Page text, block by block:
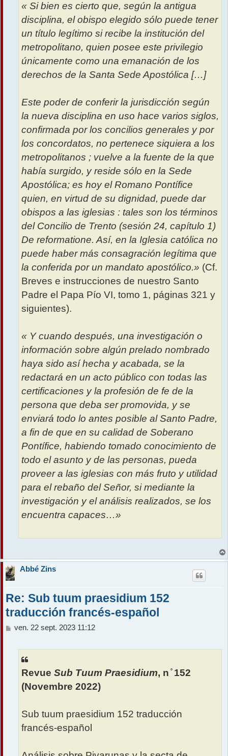
« Si bien es cierto que, según la antigua
disciplina, el obispo elegido sólo puede tener
un título legítimo si recibe la institución del
metropolitano, quien posee este privilegio
únicamente como una emanación de los
derechos de la Santa Sede Apostólica […]
Este poder de conferir la jurisdicción según
la nueva disciplina en uso hace varios siglos,
confirmada por los concilios generales y por
los concordatos, no pertenece siquiera a los
metropolitanos ; vuelve a la fuente de la que
había surgido, y reside sólo en la Sede
Apostólica; es hoy el Romano Pontífice
quien, en virtud de su dignidad, puede dar
obispos a las iglesias : tales son los términos
del Concilio de Trento (sesión 24, capítulo 1)
De reformatione. Así, en la Iglesia católica no
puede haber más consagración legítima que
la conferida por un mandato apostólico.» (Cf.
Breves e instrucciones de nuestro Santo
Padre el Papa Pío VI, tomo 1, páginas 321 y
siguientes).
« Y cuando después, una investigación o
información sobre algún prelado nombrado
haya sido así hecha y acabada, se la
redactará en un acto público con todas las
certificaciones y la profesión de fe de la
persona que deba ser promovida, y se
enviará todo lo antes posible al Santo Padre,
a fin de que en su calidad de Soberano
Pontífice, habiendo tomado conocimiento de
todo el asunto y de las personas, pueda
proveer a las iglesias con más fruto y utilidad
para el rebaño del Señor, si mediante la
investigación y el análisis realizados, se los
encuentra capaces…»
Abbé Zins
Re: Sub tuum praesidium 152
traducción francés-español
M
ven. 22 sept. 2023 11:12
Revue Sub Tuum Praesidium, n ̊ 152
(Novembre 2022)
Sub tuum praesidium 152 traducción
francés-español